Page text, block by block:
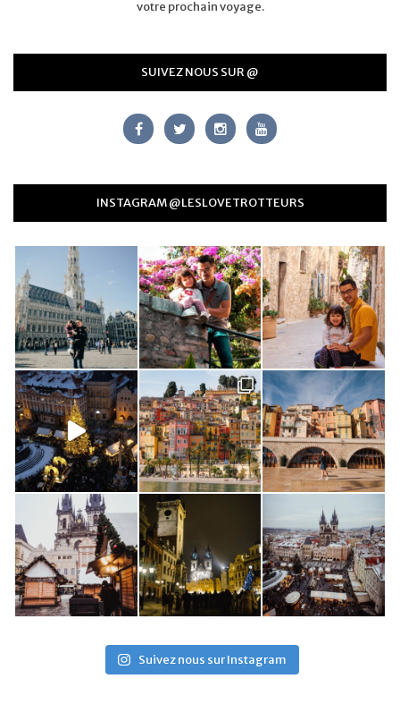
votre prochain voyage.
SUIVEZ NOUS SUR @
INSTAGRAM @LESLOVETROTTEURS
Suivez nous sur Instagram